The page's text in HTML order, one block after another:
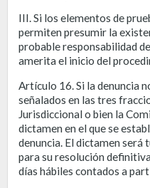
III. Si los elementos de
permiten presumir la
probable responsabilidad
amerita el inicio del
Artículo 16. Si la denuncia
señalados en las tres
Jurisdiccional o bien la
dictamen en el que se
denuncia. El dictamen será
para su resolución
días hábiles contados a